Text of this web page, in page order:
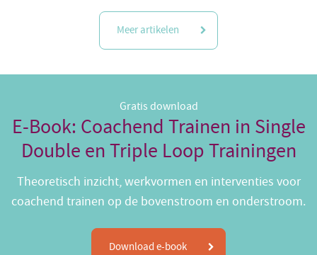
Meer artikelen
Gratis download
E-Book: Coachend Trainen in Single
Double en Triple Loop Trainingen
Theoretisch inzicht, werkvormen en interventies voor
coachend trainen op de bovenstroom en onderstroom.
Download e-book